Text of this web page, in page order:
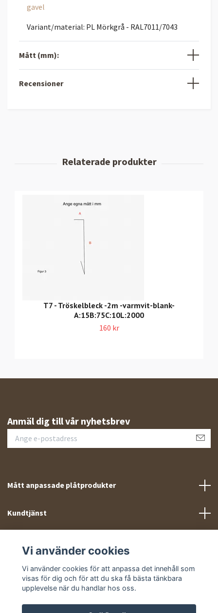
gavel
Variant/material: PL Mörkgrå - RAL7011/7043
Mått (mm):
Recensioner
T7 - Tröskelbleck -2m -varmvit-blank-
A:15B:75C:10L:2000
160 kr
Anmäl dig till vår nyhetsbrev
Mått anpassade plåtprodukter
Kundtjänst
Sociala medier
Vi använder cookies
Vi använder cookies för att anpassa det innehåll som
visas för dig och för att du ska få bästa tänkbara
upplevelse när du handlar hos oss.